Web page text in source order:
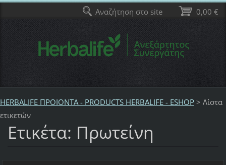
HERBALIFE ΠΡΟΙΟΝΤΑ - PRODUCTS HERBALIFE - ESHOP > Λίστα
ετικετών
Ετικέτα: Πρωτείνη
0,00 €
Αναζήτηση στο site